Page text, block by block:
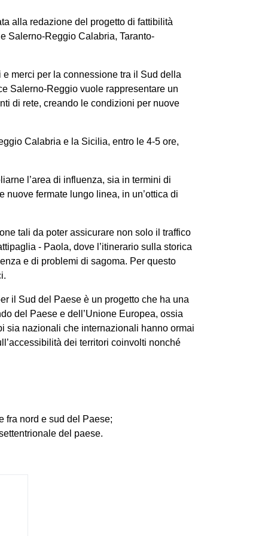
alla redazione del progetto di fattibilità
Salerno-Reggio Calabria, Taranto-
merci per la connessione tra il Sud della
Salerno-Reggio vuole rappresentare un
di rete, creando le condizioni per nuove
Calabria e la Sicilia, entro le 4-5 ore,
l’area di influenza, sia in termini di
fermate lungo linea, in un’ottica di
tali da poter assicurare non solo il traffico
- Paola, dove l’itinerario sulla storica
e di problemi di sagoma. Per questo
il Sud del Paese è un progetto che ha una
del Paese e dell’Unione Europea, ossia
sia nazionali che internazionali hanno ormai
dei territori coinvolti nonché
fra nord e sud del Paese;
del paese.